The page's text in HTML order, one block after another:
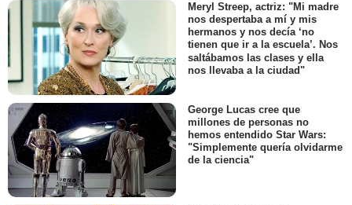
Meryl Streep, actriz: "Mi madre
nos despertaba a mí y mis
hermanos y nos decía ‘no
tienen que ir a la escuela’. Nos
saltábamos las clases y ella
nos llevaba a la ciudad"
George Lucas cree que
millones de personas no
hemos entendido Star Wars:
"Simplemente quería olvidarme
de la ciencia"